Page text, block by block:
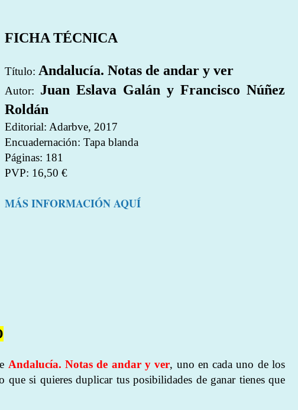
FICHA TÉCNICA
Título: Andalucía. Notas de andar y ver
Autor: Juan Eslava Galán y Francisco Núñez
Roldán
Editorial: Adarbve, 2017
Encuadernación: Tapa blanda
Páginas: 181
PVP: 16,50 €
MÁS INFORMACIÓN AQUÍ
Andalucía. Notas de andar y ver, uno en cada uno de los
que si quieres duplicar tus posibilidades de ganar tienes que